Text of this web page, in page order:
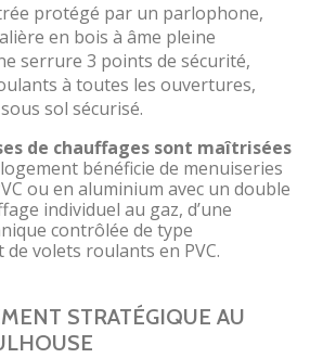
protégé par un parlophone,
en bois à âme pleine
serrure 3 points de sécurité,
à toutes les ouvertures,
sol sécurisé.
de chauffages sont maîtrisées
bénéficie de menuiseries
ou en aluminium avec un double
individuel au gaz, d’une
contrôlée de type
volets roulants en PVC.
STRATÉGIQUE AU